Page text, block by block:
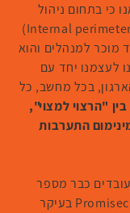
כי בתחום ניהול
מדיניות ה- IT שבתוך הארגון (Internal perimeter)
מוכר למנהלים והוא
לעצמנו יחד עם
בכל מחשב, כל
"הרצוי למצוי",
התערבות
כבר מספר
שנים. אם בהתחלה מיצבנו את Promisec בעיקר